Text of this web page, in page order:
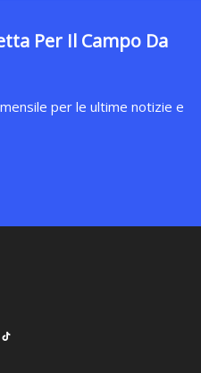
Per Il Campo Da
per le ultime notizie e